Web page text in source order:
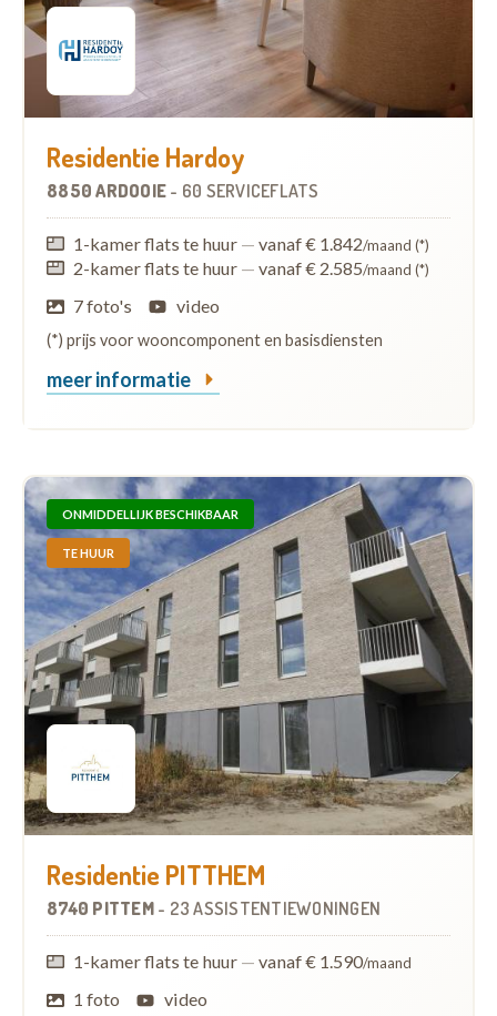
Residentie Hardoy
8850 ARDOOIE - 60 SERVICEFLATS
1-kamer flats te huur — vanaf € 1.842/maand (*)
2-kamer flats te huur — vanaf € 2.585/maand (*)
7 foto's video
(*) prijs voor wooncomponent en basisdiensten
meer informatie
ONMIDDELLIJK BESCHIKBAAR
TE HUUR
Residentie PITTHEM
8740 PITTEM - 23 ASSISTENTIEWONINGEN
1-kamer flats te huur — vanaf € 1.590/maand
1 foto video